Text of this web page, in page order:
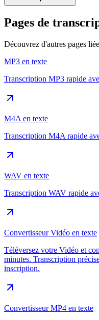
Pages de
Découvrez d'autres pages
MP3 en texte
Transcription MP3 rapide
M4A en texte
Transcription M4A rapide
WAV en texte
Transcription WAV rapide
Convertisseur Vidéo en texte
Téléversez votre Vidéo et
minutes. Transcription
inscription.
Convertisseur MP4 en texte